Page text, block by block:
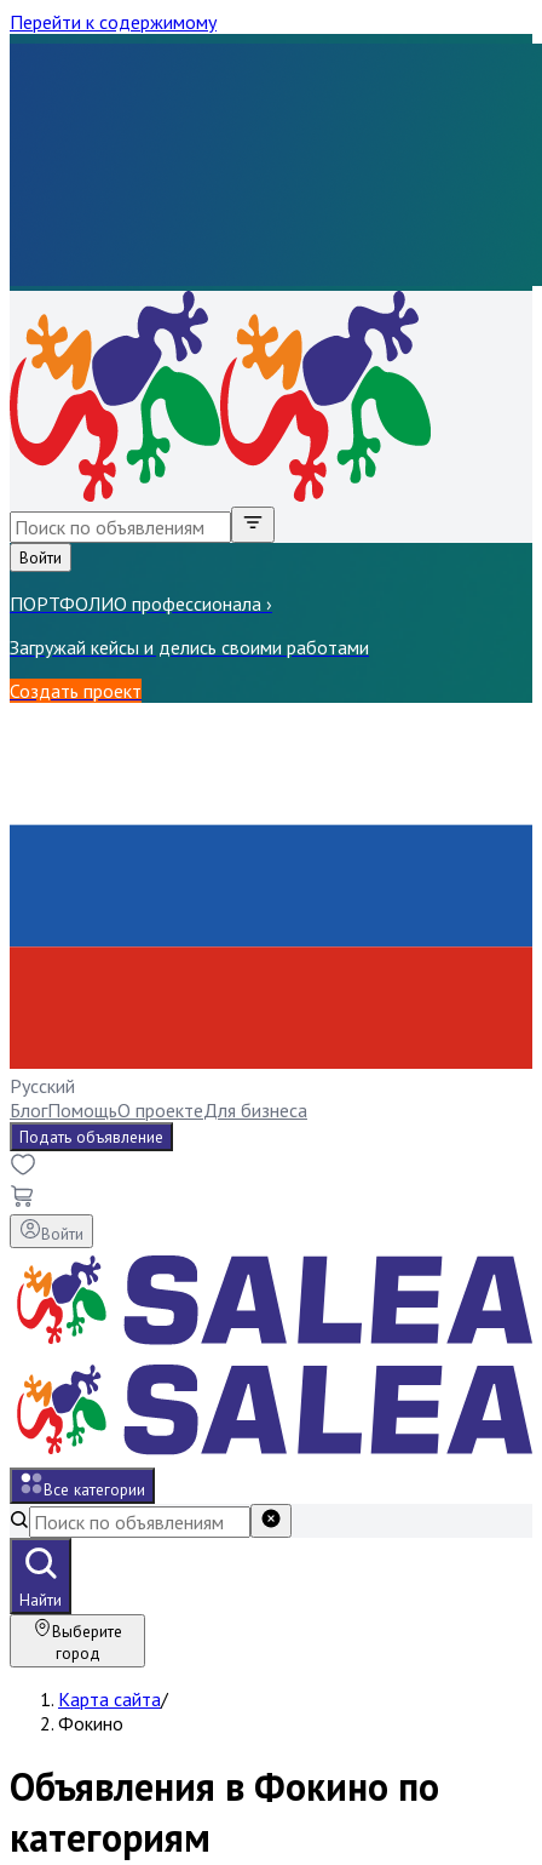
Перейти к содержимому
Войти
ПОРТФОЛИО профессионала ›
Загружай кейсы и делись своими работами
Создать проект
Русский
БлогПомощьО проектеДля бизнеса
Подать объявление
Войти
Все категории
Найти
Выберите
город
Карта сайта/
Фокино
Объявления в Фокино по
категориям